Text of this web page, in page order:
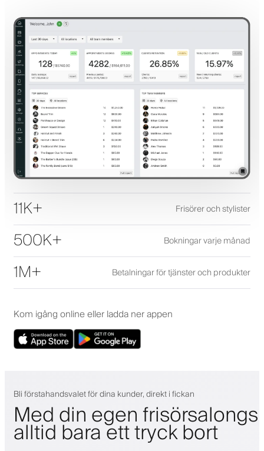
11K+ Frisörer och stylister
500K+ Bokningar varje månad
1M+ Betalningar för tjänster och produkter
Kom igång online eller ladda ner appen
Bli förstahandsvalet för dina kunder, direkt i fickan
Med din egen
alltid bara ett tryck bort